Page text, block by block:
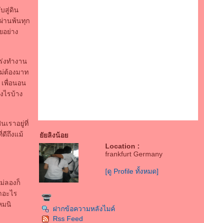
สู่ดิน
านพ้นทุก
ย่าง
งทำงาน
ต้องมาท
พื่อนอน
ไรบ้าง
เราอยู่ที่
ดีถึงแม้
ลองก็
ะไร
มนิ
ัยลิงน้อ
Location :
frankfurt Germany
[ดู Profile ทั้งหมด]
ฝากข้อความหลังไมค์
Rss Feed